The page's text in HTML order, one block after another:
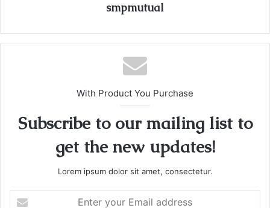
smpmutual
With Product You Purchase
Subscribe to our mailing list to
get the new updates!
Lorem ipsum dolor sit amet, consectetur.